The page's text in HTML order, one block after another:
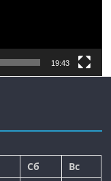
19:43
Сб
Вс